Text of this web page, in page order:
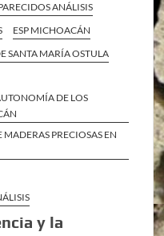
ANÁLISIS
ESP MICHOACÁN
SANTA MARÍA OSTULA
DE LOS
PRECIOSAS EN
y la